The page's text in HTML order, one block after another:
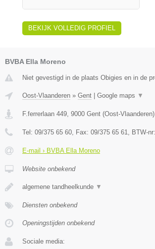
BEKIJK VOLLEDIG PROFIEL
BVBA Ella Moreno
Niet gevestigd in de plaats Obigies en in de
Oost-Vlaanderen » Gent Google maps ▼
F.ferrerlaan 449, 9000 Gent (Oost-Vlaanderen)
Tel: 09/375 65 60, Fax: 09/375 65 61, BTW-nr:
E-mail › BVBA Ella Moreno
Website onbekend
algemene tandheelkunde ▼
Diensten onbekend
Openingstijden onbekend
Sociale media: